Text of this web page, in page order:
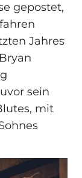
gepostet,
Jahres
sein
mit